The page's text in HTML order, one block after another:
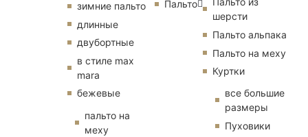
зимние пальто
длинные
двубортные
в стиле max
mara
бежевые
пальто на
меху
Пальто
шерсти
Пальто альпака
Пальто на меху
Куртки
все большие
размеры
Пуховики